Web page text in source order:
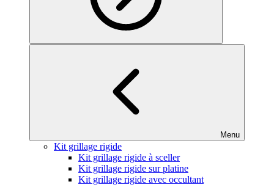
Menu
Kit grillage rigide
Kit grillage rigide à sceller
Kit grillage rigide sur platine
Kit grillage rigide avec occultant